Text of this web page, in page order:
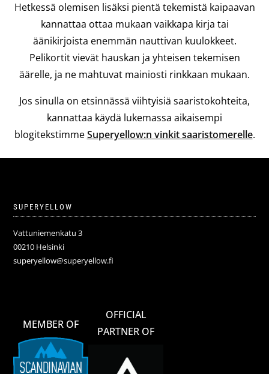
Hetkessä olemisen lisäksi pientä tekemistä kaipaavan
kannattaa ottaa mukaan vaikkapa kirja tai
äänikirjoista enemmän nauttivan kuulokkeet.
Pelikortit vievät hauskan ja yhteisen tekemisen
äärelle, ja ne mahtuvat mainiosti rinkkaan mukaan.
Jos sinulla on etsinnässä viihtyisiä saaristokohteita,
kannattaa käydä lukemassa aikaisempi
blogitekstimmeSuperyellow:n vinkit saaristomerelle.
SUPERYELLOW
Vattuniemenkatu 3
00210 Helsinki
superyellow@superyellow.fi
MEMBER OF
OFFICIAL
PARTNER OF